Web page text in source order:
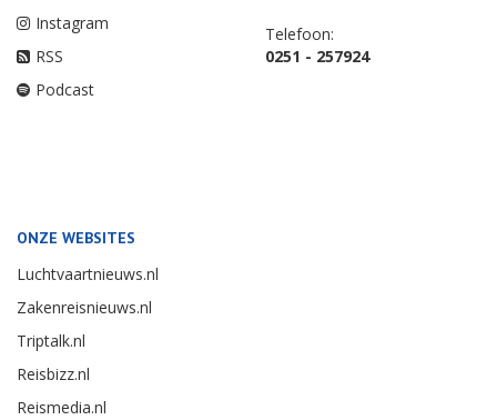
Instagram
RSS
Podcast
Telefoon:
0251 - 257924
ONZE WEBSITES
Luchtvaartnieuws.nl
Zakenreisnieuws.nl
Triptalk.nl
Reisbizz.nl
Reismedia.nl